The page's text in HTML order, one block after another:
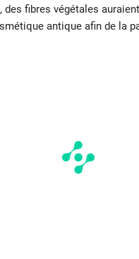
des fibres végétales
antique afin de la